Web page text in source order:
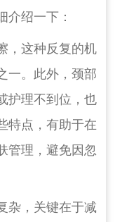
介绍一下：
，这种反复的机
一。此外，颈部
护理不到位，也
特点，有助于在
管理，避免因忽
杂，关键在于减